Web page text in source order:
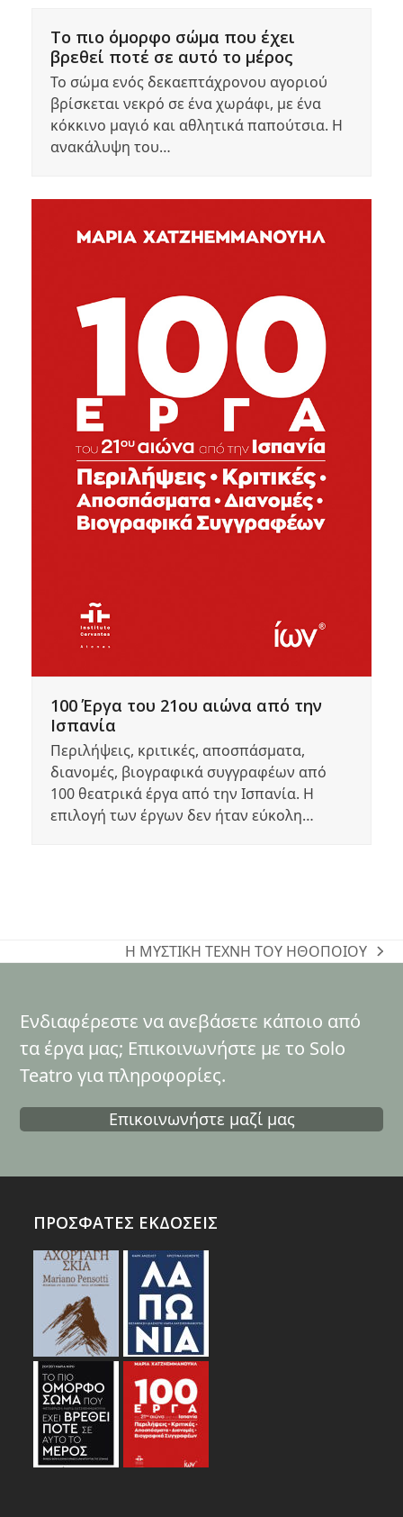
Το πιο όμορφο σώμα που έχει
βρεθεί ποτέ σε αυτό το μέρος
Το σώμα ενός δεκαεπτάχρονου αγοριού
βρίσκεται νεκρό σε ένα χωράφι, με ένα
κόκκινο μαγιό και αθλητικά παπούτσια. Η
ανακάλυψη του…
100 Έργα του 21ου αιώνα από την
Ισπανία
Περιλήψεις, κριτικές, αποσπάσματα,
διανομές, βιογραφικά συγγραφέων από
100 θεατρικά έργα από την Ισπανία. Η
επιλογή των έργων δεν ήταν εύκολη…
next
Η ΜΥΣΤΙΚΗ ΤΕΧΝΗ ΤΟΥ ΗΘΟΠΟΙΟΥ
Ενδιαφέρεστε να ανεβάσετε κάποιο από
τα έργα μας; Επικοινωνήστε με το Solo
Teatro για πληροφορίες.
Επικοινωνήστε μαζί μας
ΠΡΟΣΦΑΤΕΣ ΕΚΔΟΣΕΙΣ